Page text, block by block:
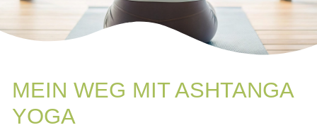
MEIN WEG MIT ASHTANGA
YOGA